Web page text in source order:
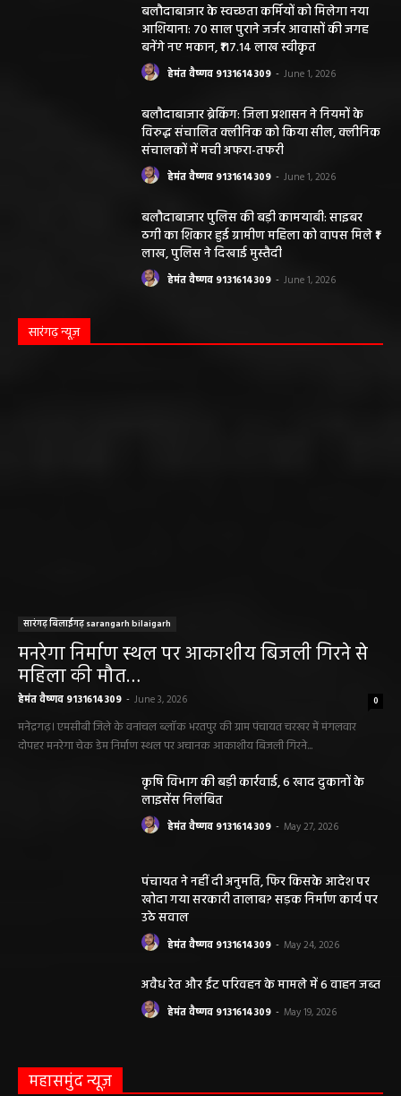
बलौदाबाजार के स्वच्छता कर्मियों को मिलेगा नया
आशियाना: 70 साल पुराने जर्जर आवासों की जगह
बनेंगे नए मकान, ₹117.14 लाख स्वीकृत
हेमंत वैष्णव 9131614309 - June 1, 2026
बलौदाबाजार ब्रेकिंग: जिला प्रशासन ने नियमों के
विरुद्ध संचालित क्लीनिक को किया सील, क्लीनिक
संचालकों में मची अफरा-तफरी
हेमंत वैष्णव 9131614309 - June 1, 2026
बलौदाबाजार पुलिस की बड़ी कामयाबी: साइबर
ठगी का शिकार हुई ग्रामीण महिला को वापस मिले ₹1
लाख, पुलिस ने दिखाई मुस्तैदी
हेमंत वैष्णव 9131614309 - June 1, 2026
सारंगढ़ न्यूज़
सारंगढ़ बिलाईगढ़ sarangarh bilaigarh
मनरेगा निर्माण स्थल पर आकाशीय बिजली गिरने से
महिला की मौत…
हेमंत वैष्णव 9131614309 - June 3, 2026 0
मनेंद्रगढ़। एमसीबी जिले के वनांचल ब्लॉक भरतपुर की ग्राम पंचायत चरखर में मंगलवार
दोपहर मनरेगा चेक डेम निर्माण स्थल पर अचानक आकाशीय बिजली गिरने...
कृषि विभाग की बड़ी कार्रवाई, 6 खाद दुकानों के
लाइसेंस निलंबित
हेमंत वैष्णव 9131614309 - May 27, 2026
पंचायत ने नहीं दी अनुमति, फिर किसके आदेश पर
खोदा गया सरकारी तालाब? सड़क निर्माण कार्य पर
उठे सवाल
हेमंत वैष्णव 9131614309 - May 24, 2026
अवैध रेत और ईंट परिवहन के मामले में 6 वाहन जब्त
हेमंत वैष्णव 9131614309 - May 19, 2026
महासमुंद न्यूज़